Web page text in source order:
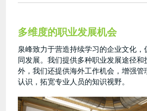
多维度的职业发展机会
泉峰致力于营造持续学习的企业文化，
同发展。我们提供多种职业发展途径和
外，我们还提供海外工作机会，增强管
认识，拓宽专业人员的知识视野。